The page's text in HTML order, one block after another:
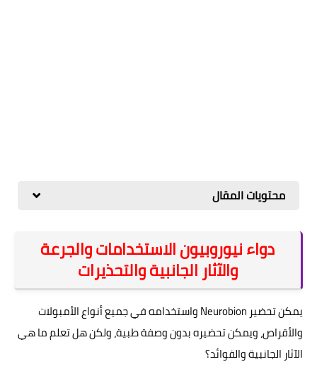
محتويات المقال
دواء نيوروبيون الاستخدامات والجرعة
والآثار الجانبية والتحذيرات
يمكن تحضير Neurobion واستخدامه في جميع أنواع الأمبولات
والأقراص، ويمكن تحضيره بدون وصفة طبية، ولكن هل تعلم ما هي
الآثار الجانبية والفوائد؟